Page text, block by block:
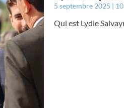
5 septembre 2025
Qui est Lydie